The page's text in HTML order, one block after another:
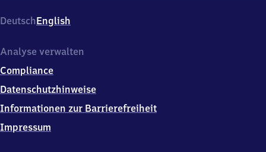
Am
Bahnhof
3
2
6
Zerbst
DeutschEnglish
Analyse verwalten
Compliance
Datenschutzhinweise
Informationen zur Barrierefreiheit
Impressum